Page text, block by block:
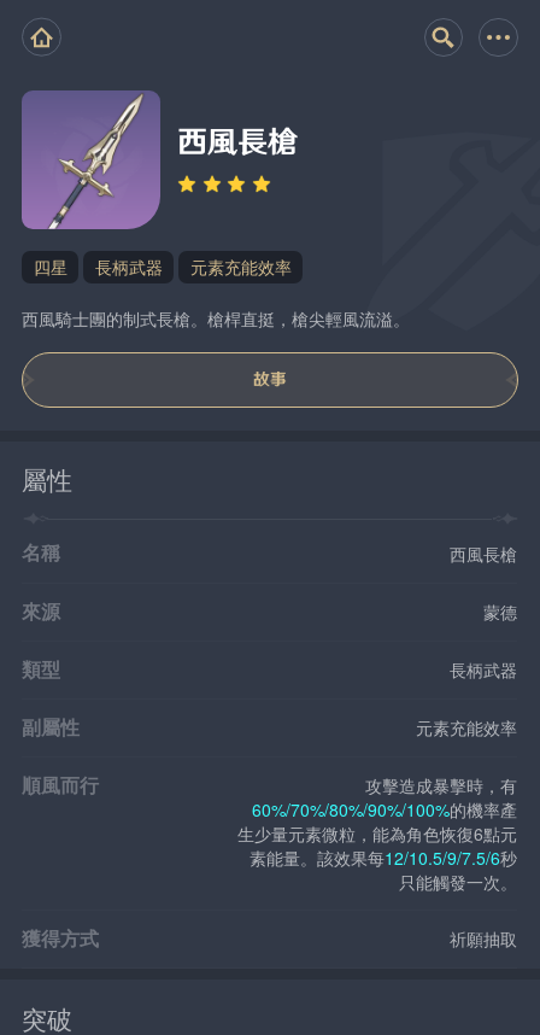
西風長槍
四星 長柄武器 元素充能效率
西風騎士團的制式長槍。槍桿直挺，槍尖輕風流溢。
故事
屬性
名稱 西風長槍
來源 蒙德
類型 長柄武器
副屬性 元素充能效率
順風而行
攻擊造成暴擊時，有
60%/70%/80%/90%/100%的機率產
生少量元素微粒，能為角色恢復6點元
素能量。該效果每12/10.5/9/7.5/6秒
只能觸發一次。
獲得方式 祈願抽取
突破